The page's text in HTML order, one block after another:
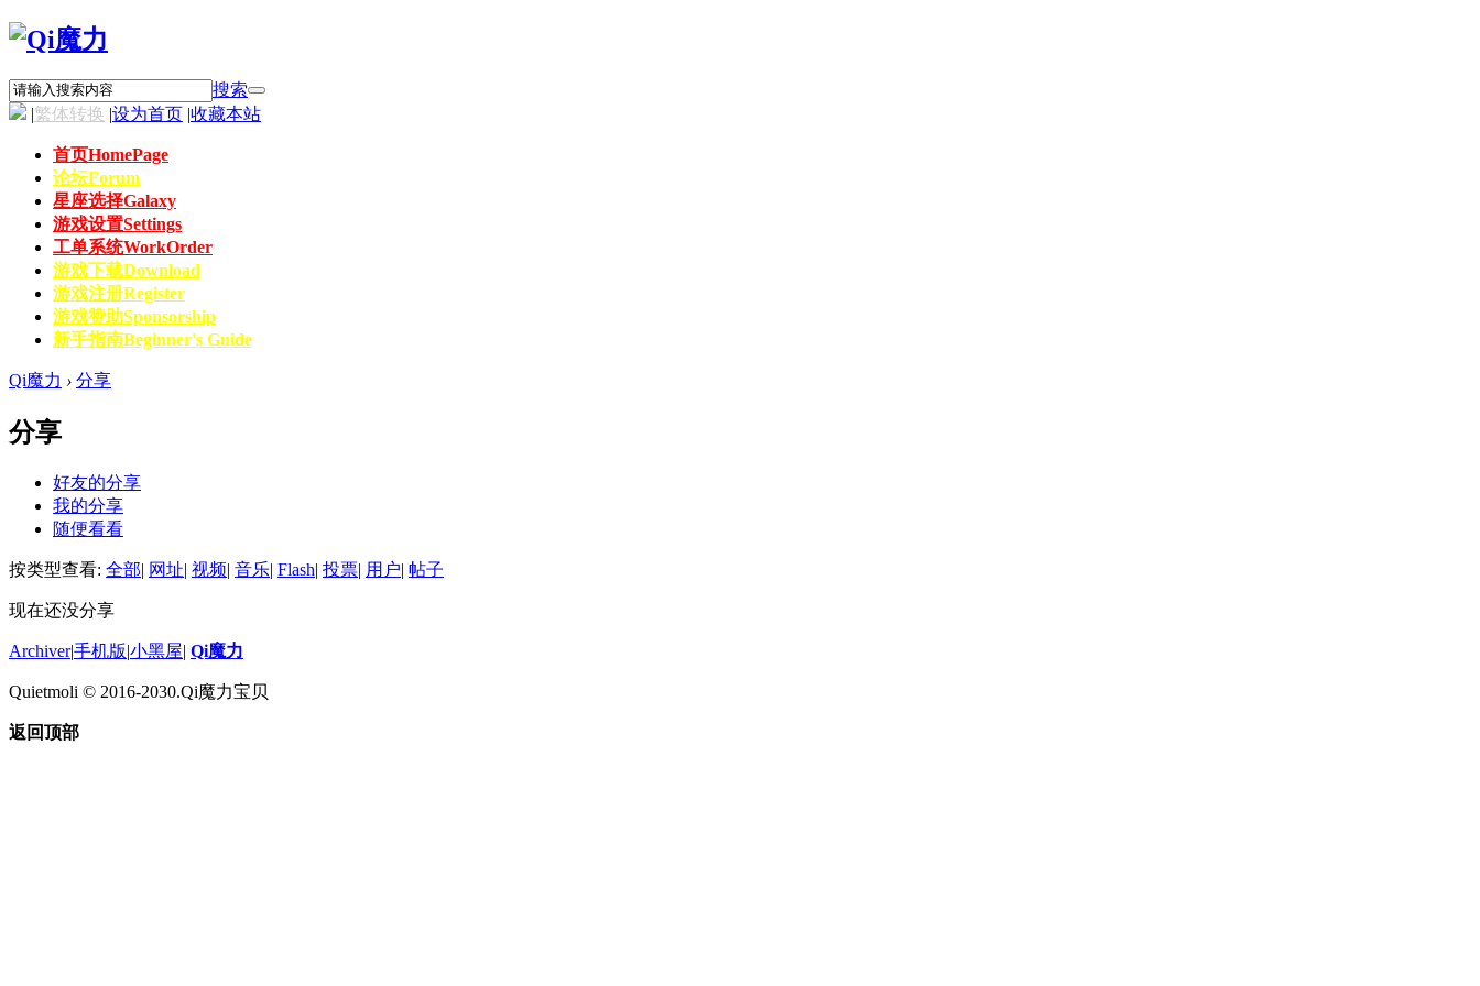
搜索
|繁体转换 |设为首页 |收藏本站
首页HomePage
论坛Forum
星座选择Galaxy
游戏设置Settings
工单系统WorkOrder
游戏下载Download
游戏注册Register
游戏赞助Sponsorship
新手指南Beginner's Guide
Qi魔力 › 分享
分享
好友的分享
我的分享
随便看看
按类型查看: 全部| 网址| 视频| 音乐| Flash| 投票| 用户| 帖子
现在还没分享
Archiver|手机版|小黑屋| Qi魔力
Quietmoli © 2016-2030.Qi魔力宝贝
返回顶部